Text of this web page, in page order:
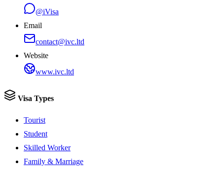
@iVisa
Email
contact@ivc.ltd
Website
www.ivc.ltd
Visa Types
Tourist
Student
Skilled Worker
Family & Marriage